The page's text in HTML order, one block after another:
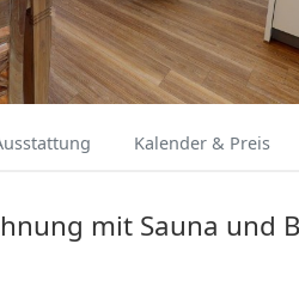
Kalender & Preis
mit Sauna und